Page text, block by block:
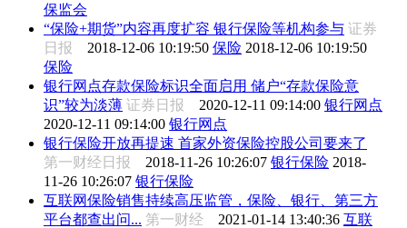
保监会
“保险+期货”内容再度扩容 银行保险等机构参与 证券
日报 2018-12-06 10:19:50 保险 2018-12-06 10:19:50
保险
银行网点存款保险标识全面启用 储户“存款保险意
识”较为淡薄 证券日报 2020-12-11 09:14:00 银行网点
2020-12-11 09:14:00 银行网点
银行保险开放再提速 首家外资保险控股公司要来了
第一财经日报 2018-11-26 10:26:07 银行保险 2018-
11-26 10:26:07 银行保险
互联网保险销售持续高压监管，保险、银行、第三方
平台都查出问... 第一财经 2021-01-14 13:40:36 互联